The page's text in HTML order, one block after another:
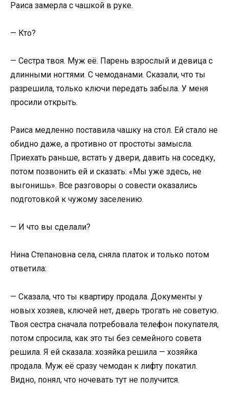
Раиса замерла с чашкой в руке.
— Кто?
— Сестра твоя. Муж её. Парень взрослый и девица с
длинными ногтями. С чемоданами. Сказали, что ты
разрешила, только ключи передать забыла. У меня
просили открыть.
Раиса медленно поставила чашку на стол. Ей стало не
обидно даже, а противно от простоты замысла.
Приехать раньше, встать у двери, давить на соседку,
потом позвонить ей и сказать: «Мы уже здесь, не
выгонишь». Все разговоры о совести оказались
подготовкой к чужому заселению.
— И что вы сделали?
Нина Степановна села, сняла платок и только потом
ответила:
— Сказала, что ты квартиру продала. Документы у
новых хозяев, ключей нет, дверь трогать не советую.
Твоя сестра сначала потребовала телефон покупателя,
потом спросила, как это ты без семейного совета
решила. Я ей сказала: хозяйка решила — хозяйка
продала. Муж её сразу чемодан к лифту покатил.
Видно, понял, что ночевать тут не получится.